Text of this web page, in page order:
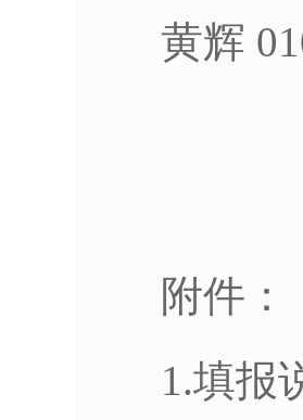
黄辉
附件：
1.填报